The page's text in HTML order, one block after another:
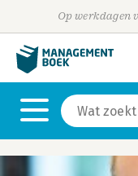
Op werkdagen